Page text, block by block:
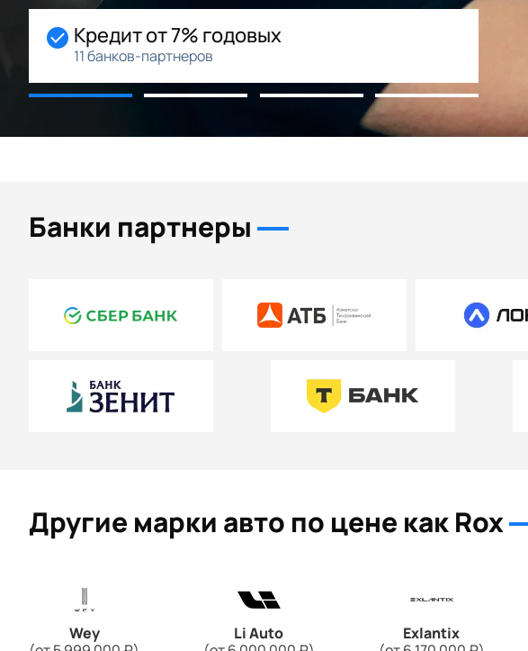
Начальный взнос 0%
Возможность рассрочки
Банки партнеры
Другие марки авто по цене как Rox
Wey
Li Auto
Exlantix